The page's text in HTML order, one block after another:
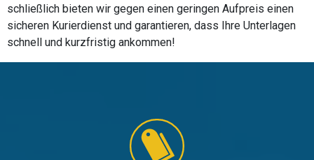
schließlich bieten wir gegen einen geringen Aufpreis einen
sicheren Kurierdienst und garantieren, dass Ihre Unterlagen
schnell und kurzfristig ankommen!